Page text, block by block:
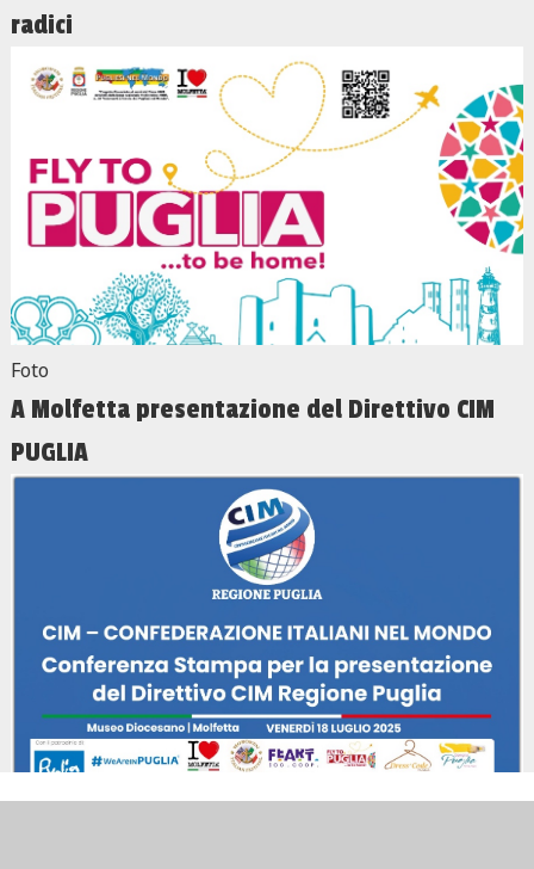
radici
Foto
A Molfetta presentazione del Direttivo CIM
PUGLIA